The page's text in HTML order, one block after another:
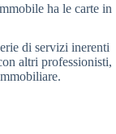
ha le carte in
di servizi inerenti
altri professionisti,